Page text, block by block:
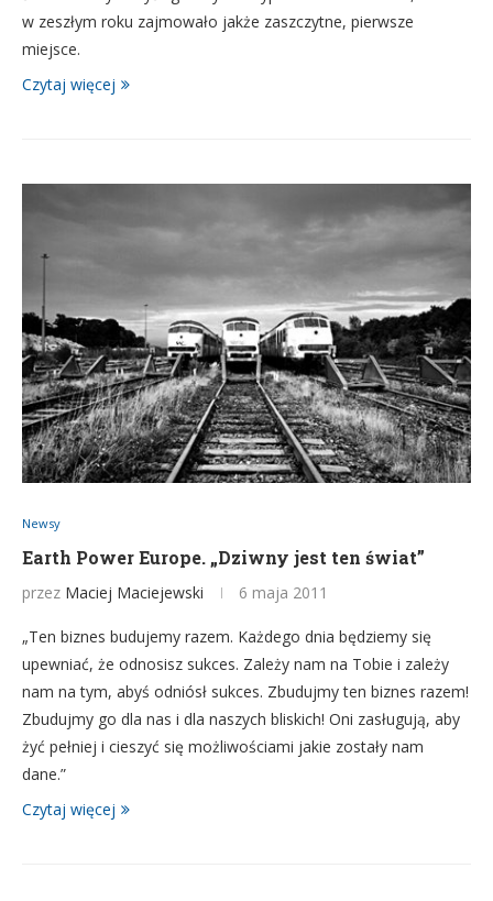
w zeszłym roku zajmowało jakże zaszczytne, pierwsze
miejsce.
Czytaj więcej
Newsy
Earth Power Europe. „Dziwny jest ten świat”
przez Maciej Maciejewski 6 maja 2011
„Ten biznes budujemy razem. Każdego dnia będziemy się
upewniać, że odnosisz sukces. Zależy nam na Tobie i zależy
nam na tym, abyś odniósł sukces. Zbudujmy ten biznes razem!
Zbudujmy go dla nas i dla naszych bliskich! Oni zasługują, aby
żyć pełniej i cieszyć się możliwościami jakie zostały nam
dane.”
Czytaj więcej